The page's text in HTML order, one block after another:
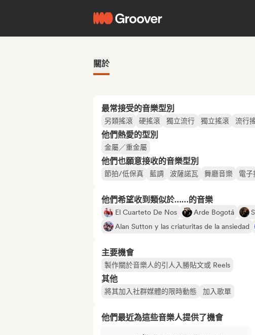
關於
最常接受的音樂型別
另類搖滾 硬搖滾 獨立流行 獨立搖滾 流行
他們熱愛的型別
金屬／重金屬
他們也願意接收的音樂型別
節拍/低保真 藍調 波薩諾瓦 舞廳音樂 電子
他們希望收到類似於……的音樂
El Cuarteto De Nos Arde Bogotá
Alan Sutton y las criaturitas de la ansiedad
主要機會
製作關於音樂人的引人入勝貼文或 Reels
其他
將其加入社群媒體的限時動態 加入歌單
他們最近為這些音樂人提供了機會